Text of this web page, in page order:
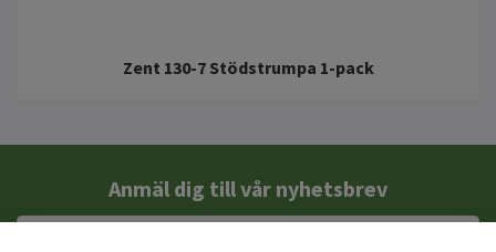
Zent 130-7 Stödstrumpa 1-pack
Anmäl dig till vår nyhetsbrev